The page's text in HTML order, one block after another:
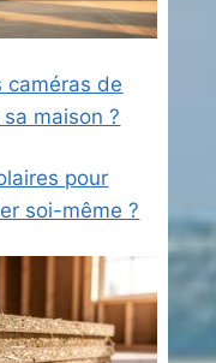
caméras de
maison ?
pour
soi-même ?